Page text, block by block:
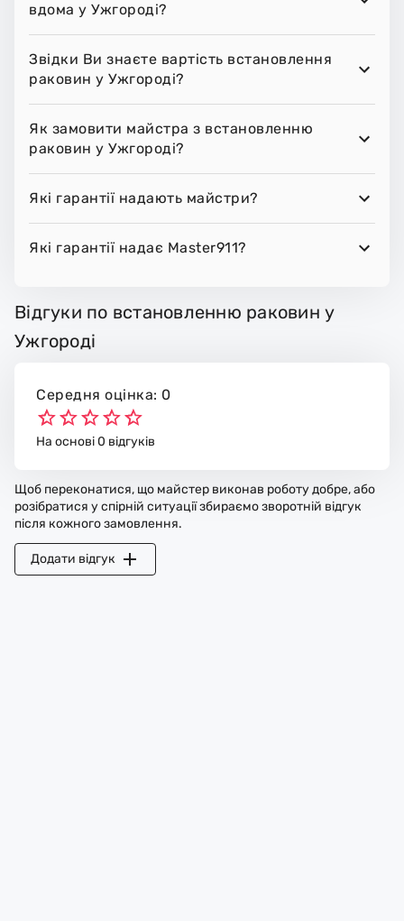
вдома у Ужгороді?
Звідки Ви знаєте вартість встановлення
раковин у Ужгороді?
Як замовити майстра з встановленню
раковин у Ужгороді?
Які гарантії надають майстри?
Які гарантії надає Master911?
Відгуки по встановленню раковин у
Ужгороді
Середня оцінка: 0
На основі 0 відгуків
Щоб переконатися, що майстер виконав роботу добре, або
розібратися у спірній ситуації збираємо зворотній відгук
після кожного замовлення.
Додати відгук